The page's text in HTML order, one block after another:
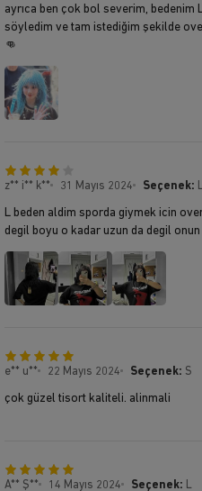
ayrıca ben çok bol severim, bedenim
söyledim ve tam istediğim şekilde
👊
z** i** k** 31 Mayıs 2024 Seçenek:
L beden aldim sporda giymek icin
degil boyu o kadar uzun da degil
e** u** 22 Mayıs 2024 Seçenek: S
çok güzel tisort kaliteli. alinmali
A** Ş** 14 Mayıs 2024 Seçenek: L